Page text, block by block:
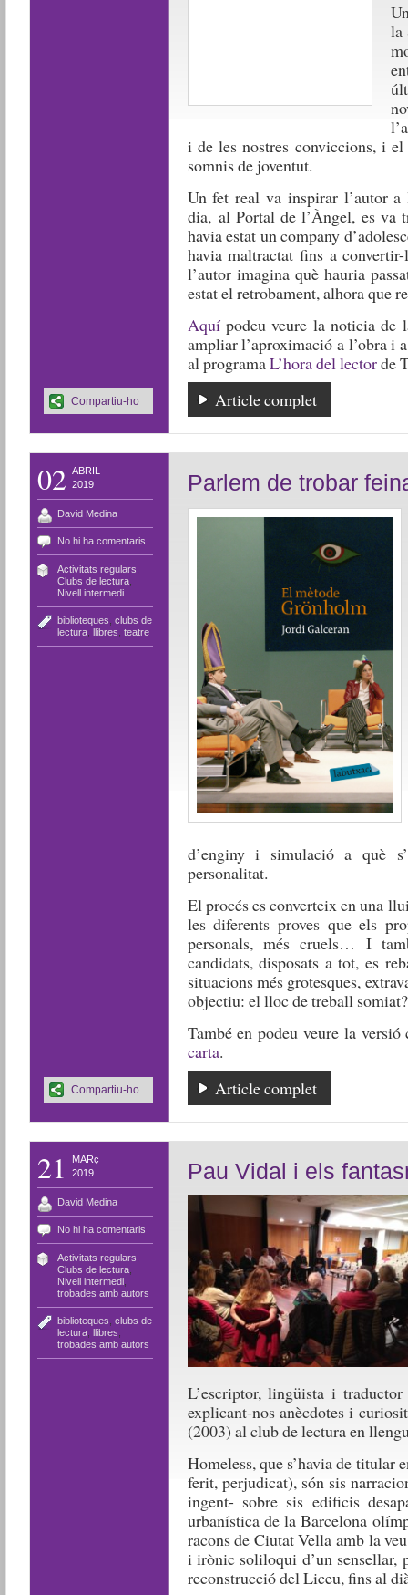
la
i de les nostres conviccions, i
somnis de joventut.
Un fet real va inspirar l’autor a
dia, al Portal de l’Àngel, es va
havia estat un company
havia maltractat fins a
l’autor imagina què hauria
estat el retrobament, alhora que
Aquípodeu veure la noticia de
ampliar l’aproximació a l’obra i
al programaL’hora del lectorde
Article complet
Compartiu-ho
02 ABRIL
2019
David Medina
No hi ha comentaris
Activitats regulars
Clubs de lectura,
Nivell intermedi
biblioteques clubs de
lectura, llibres teatre
Parlem de trobar
d’enginy i simulació a què
personalitat.
El procés es converteix en una
les diferents proves que els
personals, més cruels… I
candidats, disposats a tot, es
situacions més grotesques,
objectiu: el lloc de treball somiat?
També en podeu veure la
carta.
Article complet
Compartiu-ho
21
MARç
2019
David Medina
No hi ha comentaris
Activitats regulars
Clubs de lectura,
Nivell intermedi,
trobades amb autors
biblioteques clubs de
lectura, llibres
trobades amb autors
Pau Vidal i els
L’escriptor, lingüista i
explicant-nos anècdotes i
(2003) al club de lectura en
Homeless, que s’havia de titular
ferit, perjudicat), són sis
ingent- sobre sis edificis
urbanística de la Barcelona
racons de Ciutat Vella amb la
i irònic soliloqui d’un sensellar,
reconstrucció del Liceu, fins al